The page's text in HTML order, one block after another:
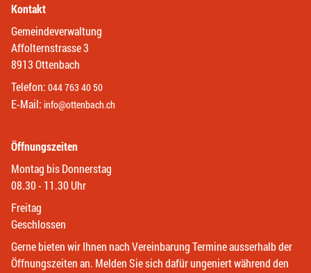
Kontakt
Gemeindeverwaltung
Affolternstrasse 3
8913 Ottenbach
Telefon: 044 763 40 50
E-Mail: info@ottenbach.ch
Öffnungszeiten
Montag bis Donnerstag
08.30 - 11.30 Uhr
Freitag
Geschlossen
Gerne bieten wir Ihnen nach Vereinbarung Termine ausserhalb der
Öffnungszeiten an. Melden Sie sich dafür ungeniert während den